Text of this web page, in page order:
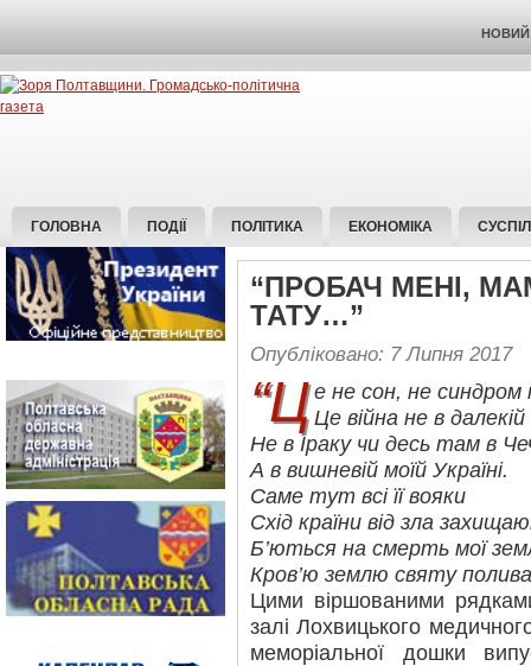
НОВИЙ
ГОЛОВНА ПОДІЇ ПОЛІТИКА ЕКОНОМІКА
“ПРОБАЧ МЕНІ,
ТАТУ…”
Опубліковано: 7 Липня 2017
“Це не сон, не синдром
Це війна не в далекій
Не в Іраку чи десь там в
А в вишневій моїй Україні.
Саме тут всі її вояки
Схід країни від зла
Б’ються на смерть мої
Кров’ю землю святу
Цими віршованими
залі Лохвицького
меморіальної дошки